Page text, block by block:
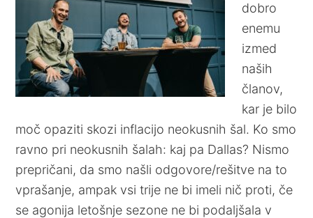
dobro
enemu
izmed
naših
članov,
kar je bilo
moč opaziti skozi inflacijo neokusnih šal. Ko smo
ravno pri neokusnih šalah: kaj pa Dallas? Nismo
prepričani, da smo našli odgovore/rešitve na to
vprašanje, ampak vsi trije ne bi imeli nič proti, če
se agonija letošnje sezone ne bi podaljšala v